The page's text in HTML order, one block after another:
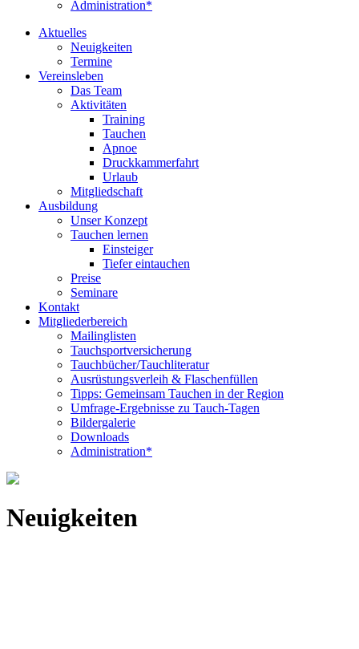
Administration*
Aktuelles
Neuigkeiten
Termine
Vereinsleben
Das Team
Aktivitäten
Training
Tauchen
Apnoe
Druckkammerfahrt
Urlaub
Mitgliedschaft
Ausbildung
Unser Konzept
Tauchen lernen
Einsteiger
Tiefer eintauchen
Preise
Seminare
Kontakt
Mitgliederbereich
Mailinglisten
Tauchsportversicherung
Tauchbücher/Tauchliteratur
Ausrüstungsverleih & Flaschenfüllen
Tipps: Gemeinsam Tauchen in der Region
Umfrage-Ergebnisse zu Tauch-Tagen
Bildergalerie
Downloads
Administration*
Neuigkeiten